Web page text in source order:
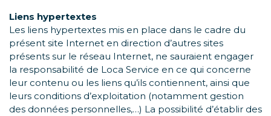
Liens hypertextes
Les liens hypertextes mis en place dans le cadre du
présent site Internet en direction d’autres sites
présents sur le réseau Internet, ne sauraient engager
la responsabilité de Loca Service en ce qui concerne
leur contenu ou les liens qu’ils contiennent, ainsi que
leurs conditions d’exploitation (notamment gestion
des données personnelles,…) La possibilité d’établir des